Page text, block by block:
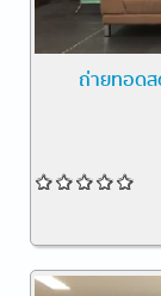
ถ่ายทอดส